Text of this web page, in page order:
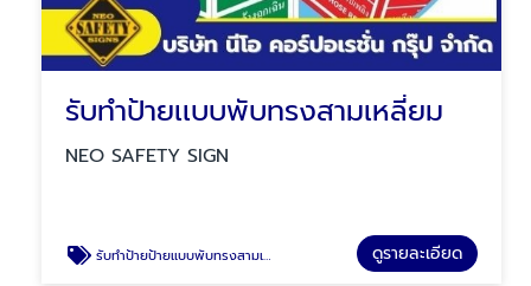
รับทำป้ายเเบบพับทรงสามเหลี่ยม
NEO SAFETY SIGN
รับทำป้ายป้ายเเบบพับทรงสามเหลี่ยม ป้ายสวมถังดับเพลิง ป้ายสายดับเพลิง ป้ายล้างตาฉุกเฉิน ดูรายละเอียด